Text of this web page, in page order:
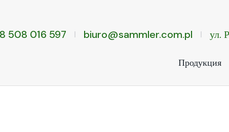
508 016 597 biuro@sammler.com.pl ул.
Продукция